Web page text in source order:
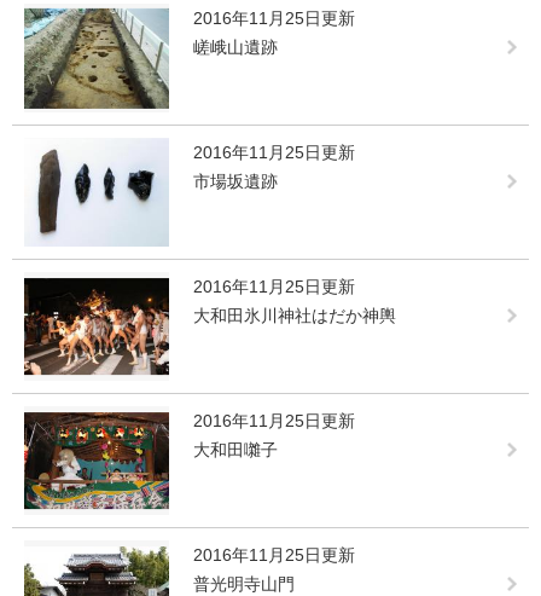
2016年11月25日更新
嵯峨山遺跡
2016年11月25日更新
市場坂遺跡
2016年11月25日更新
大和田氷川神社はだか神輿
2016年11月25日更新
大和田囃子
2016年11月25日更新
普光明寺山門